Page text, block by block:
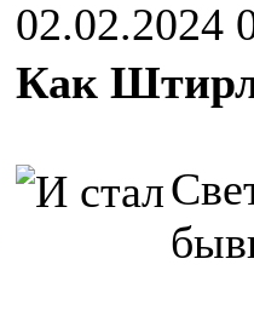
02.02.2024
Как